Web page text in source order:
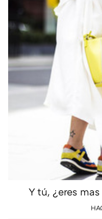
Y tú, ¿eres